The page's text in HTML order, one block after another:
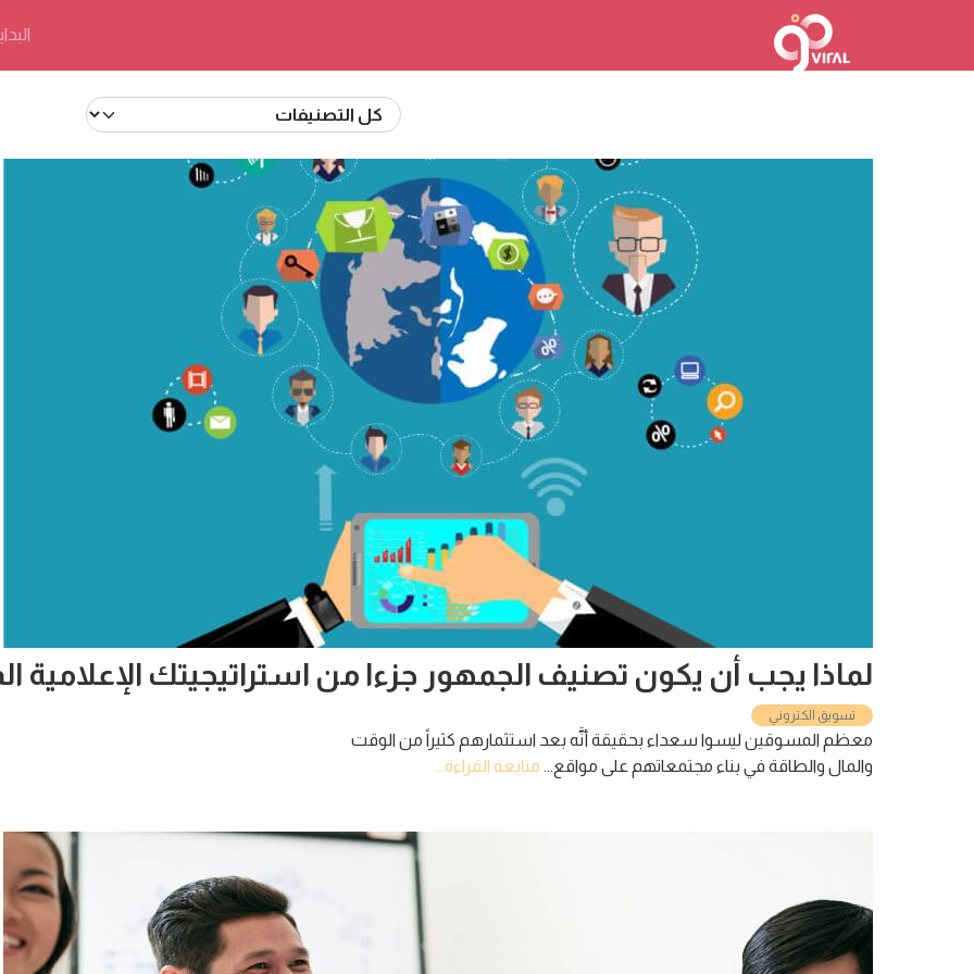
لماذا يجب أن يكون تصنيف الجمهور جزءا من استراتيجيتك الإعلامية
تسويق الكتروني
معظم المسوقين ليسوا سعداء بحقيقة أنَّه بعد استثمارهم كثيراً من الوقت
والمال والطاقة في بناء مجتمعاتهم على مواقع... متابعة القراءة...